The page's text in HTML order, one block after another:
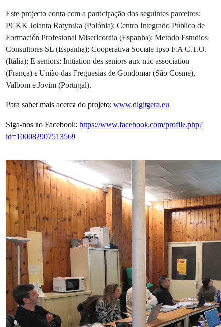
Este projecto conta com a participação dos seguintes parceiros:
PCKK Jolanta Ratynska (Polónia); Centro Integrado Público de
Formación Profesional Misericordia (Espanha); Metodo Estudios
Consultores SL (Espanha); Cooperativa Sociale Ipso F.A.C.T.O.
(Itália); E-seniors: Initiation des seniors aux ntic association
(França) e União das Freguesias de Gondomar (São Cosme),
Valbom e Jovim (Portugal).
Para saber mais acerca do projeto: www.digitgera.eu
Siga-nos no Facebook: https://www.facebook.com/profile.php?
id=100082907513569